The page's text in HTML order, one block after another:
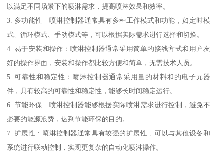
以满足不同场景下的喷淋需求，提高喷淋效果和效率。
3. 多功能性：喷淋控制器通常具有多种工作模式和功能，如定时模
式、循环模式、手动模式等，可以根据实际需求进行选择和切换。
4. 易于安装和操作：喷淋控制器通常采用简单的接线方式和用户友
好的操作界面，安装和操作都比较方便和简单，无需技术人员。
5. 可靠性和稳定性：喷淋控制器通常采用量的材料和的电子元器
件，具有较高的可靠性和稳定性，能够长时间稳定运行。
6. 节能环保：喷淋控制器能够根据实际喷淋需求进行控制，避免不
必要的能源浪费，达到节能环保的目的。
7. 扩展性：喷淋控制器通常具有较强的扩展性，可以与其他设备和
系统进行联动控制，实现更复杂的自动化喷淋操作。